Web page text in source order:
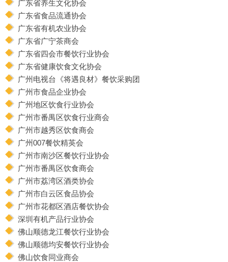
广东省养生文化协会
广东省食品流通协会
广东省有机农业协会
广东省广宁茶商会
广东省四会市餐饮行业协会
广东省健康饮食文化协会
广州电视台《将遇良材》餐饮采购团
广州市食品企业协会
广州地区饮食行业协会
广州市番禺区饮食行业商会
广州市越秀区饮食商会
广州007餐饮精英会
广州市南沙区餐饮行业协会
广州市番禺区饮食商会
广州市荔湾区酒类协会
广州市白云区食品协会
广州市花都区酒店餐饮协会
深圳有机产品行业协会
佛山顺德龙江餐饮行业协会
佛山顺德均安餐饮行业协会
佛山饮食同业商会